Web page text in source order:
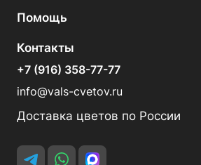
Помощь
Контакты
+7 (916) 358-77-77
info@vals-cvetov.ru
Доставка цветов по России